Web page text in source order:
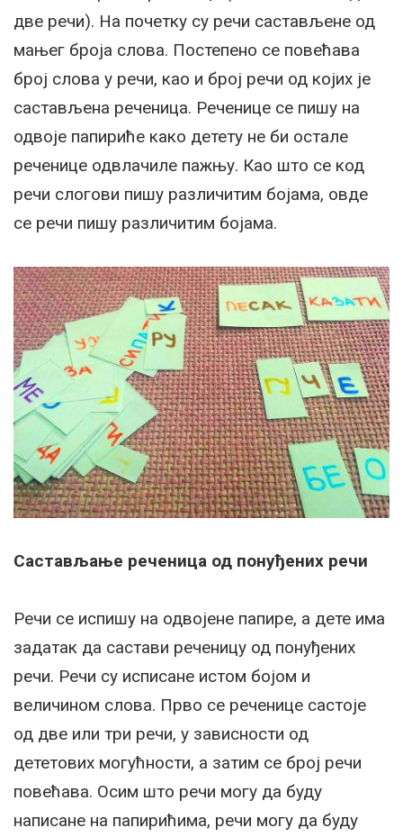
две речи). На почетку су речи састављене од
мањег броја слова. Постепено се повећава
број слова у речи, као и број речи од којих је
састављена реченица. Реченице се пишу на
одвоје папириће како детету не би остале
реченице одвлачиле пажњу. Као што се код
речи слогови пишу различитим бојама, овде
се речи пишу различитим бојама.
Састављање реченица од понуђених речи
Речи се испишу на одвојене папире, а дете има
задатак да састави реченицу од понуђених
речи. Речи су исписане истом бојом и
величином слова. Прво се реченице састоје
од две или три речи, у зависности од
дететових могућности, а затим се број речи
повећава. Осим што речи могу да буду
написане на папирићима, речи могу да буду